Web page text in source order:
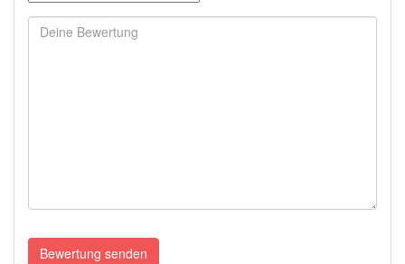
Deine
Anfrage
Bewertung senden